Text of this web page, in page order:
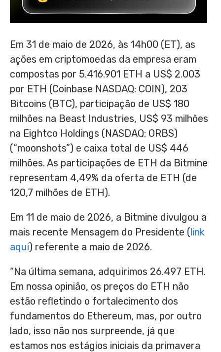
Em 31 de maio de 2026, às 14h00 (ET), as
ações em criptomoedas da empresa eram
compostas por 5.416.901 ETH a US$ 2.003
por ETH (Coinbase NASDAQ: COIN), 203
Bitcoins (BTC), participação de US$ 180
milhões na Beast Industries, US$ 93 milhões
na Eightco Holdings (NASDAQ: ORBS)
(“moonshots”) e caixa total de US$ 446
milhões. As participações de ETH da Bitmine
representam 4,49% da oferta de ETH (de
120,7 milhões de ETH).
Em 11 de maio de 2026, a Bitmine divulgou a
mais recente Mensagem do Presidente (link
aqui) referente a maio de 2026.
“Na última semana, adquirimos 26.497 ETH.
Em nossa opinião, os preços do ETH não
estão refletindo o fortalecimento dos
fundamentos do Ethereum, mas, por outro
lado, isso não nos surpreende, já que
estamos nos estágios iniciais da primavera